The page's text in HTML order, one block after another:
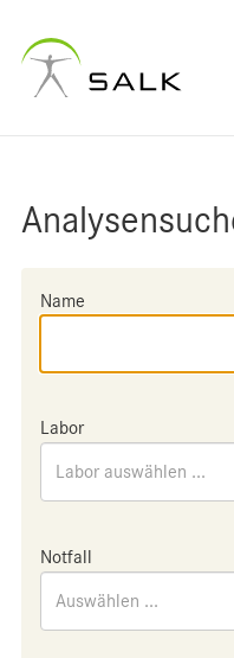
Name
Labor
Labor auswählen ...
Notfall
Auswählen ...